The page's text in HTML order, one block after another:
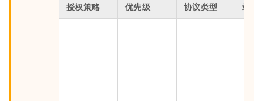
授权策略 优先级 协议类型 端口